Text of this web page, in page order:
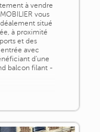
à vendre
vous
situé
à proximité
et des
avec
d'une
balcon filant -